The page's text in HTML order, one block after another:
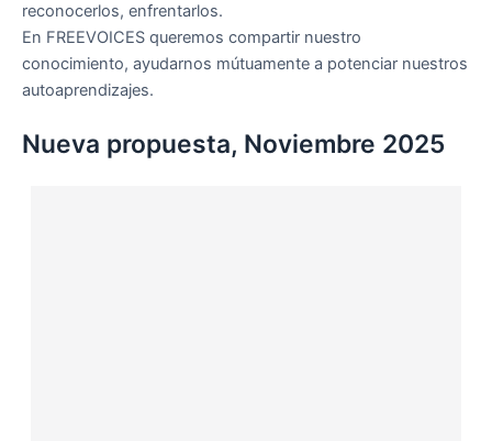
reconocerlos, enfrentarlos.
En FREEVOICES queremos compartir nuestro
conocimiento, ayudarnos mútuamente a potenciar nuestros
autoaprendizajes.
Nueva propuesta, Noviembre 2025